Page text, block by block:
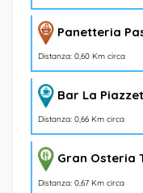
Panetteria
Distanza: 0,60 Km circa
Bar La
Distanza: 0,66 Km circa
Gran Osteria
Distanza: 0,67 Km circa